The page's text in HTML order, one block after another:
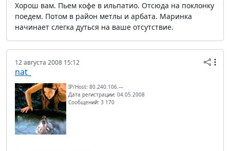
Хорош вам. Пьем кофе в ильпатио. Отсюда на поклонку
поедем. Потом в район метлы и арбата. Маринка
начинает слегка дуться на ваше отсутствие.
12 августа 2008 15:12
nat_
IP/Host: 80.240.106.---
Дата регистрации: 04.05.2008
Сообщений: 3 170